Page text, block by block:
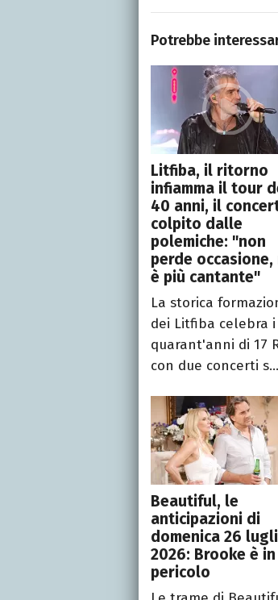
Potrebbe
Litfiba, il ritorno
infiamma il tour
40 anni, il
colpito dalle
polemiche: "non
perde occasione,
è più cantante"
La storica
dei Litfiba celebra i
quarant'anni di 17
con due concerti s...
Beautiful, le
anticipazioni di
domenica 26
2026: Brooke è in
pericolo